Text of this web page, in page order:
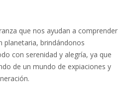
que nos ayudan a comprender
planetaria, brindándonos
con serenidad y alegría, ya que
de un mundo de expiaciones y